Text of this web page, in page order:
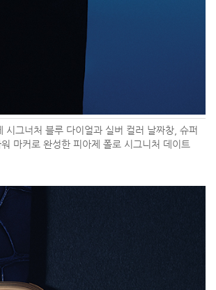
그너처 블루 다이얼과 실버 컬러 날짜창, 슈퍼
마커로 완성한 피아제 폴로 시그니처 데이트